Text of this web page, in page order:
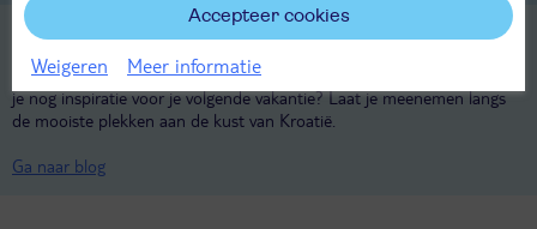
Mooiste plekken aan de kust van Kroatië
Ben je een groot liefhebbers van zon, zee, strand én cultuur? En zoek
je nog inspiratie voor je volgende vakantie? Laat je meenemen langs
de mooiste plekken aan de kust van Kroatië.
Ga naar blog
Accepteer cookies
Weigeren Meer informatie